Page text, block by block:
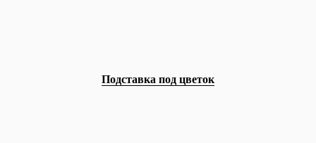
Подставка под цветок